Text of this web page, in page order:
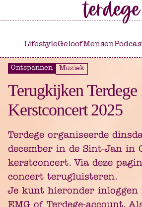
LifestyleGeloofMensen
Ontspannen Muziek
Terugkijken Terdege
Kerstconcert 2025
Terdege organiseerde
december in de Sint-Jan in
kerstconcert. Via deze
concert terugluisteren.
Je kunt hieronder inloggen